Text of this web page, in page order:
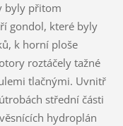
byly přitom
gondol, které byly
k horní ploše
roztáčely tažné
tlačnými. Uvnitř
střední části
hydroplán